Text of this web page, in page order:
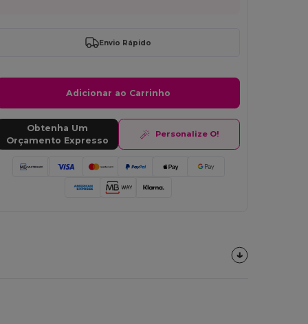
Envio Rápido
Adicionar ao Carrinho
Obtenha Um
Orçamento Expresso
Personalize O!